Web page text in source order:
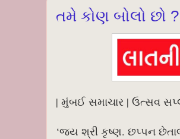
તમે કોણ બોલો છો ?
| મુંબઈ સમાચાર | ઉત્સવ
‘જય શ્રી કૃષ્ણ. છપ્પન